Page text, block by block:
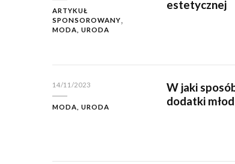
ARTYKUŁ
SPONSOROWANY
MODA, URODA
estetycznej
14/11/2023
MODA, URODA
W jaki
dodatki